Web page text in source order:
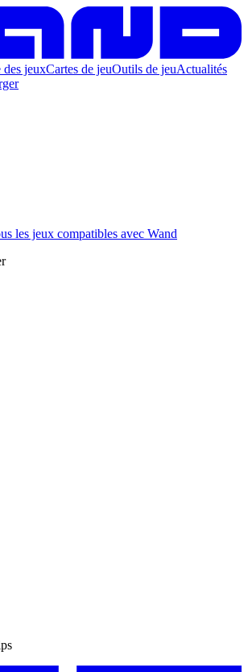
des jeuxCartes de jeuOutils de jeuActualités
les jeux compatibles avec Wand